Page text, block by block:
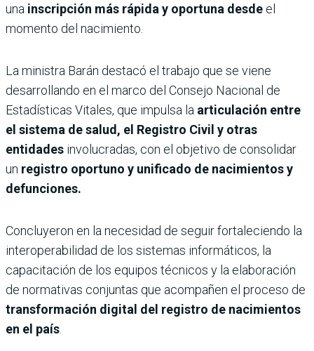
una inscripción más rápida y oportuna desde el
momento del nacimiento.
La ministra Barán destacó el trabajo que se viene
desarrollando en el marco del Consejo Nacional de
Estadísticas Vitales, que impulsa la articulación entre
el sistema de salud, el Registro Civil y otras
entidades involucradas, con el objetivo de consolidar
un registro oportuno y unificado de nacimientos y
defunciones.
Concluyeron en la necesidad de seguir fortaleciendo la
interoperabilidad de los sistemas informáticos, la
capacitación de los equipos técnicos y la elaboración
de normativas conjuntas que acompañen el proceso de
transformación digital del registro de nacimientos
en el país